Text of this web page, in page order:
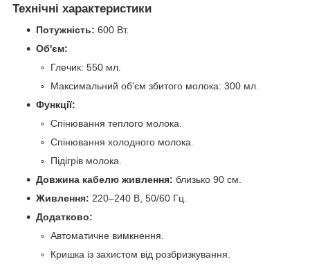
Технічні характеристики
Потужність: 600 Вт.
Об'єм:
Глечик: 550 мл.
Максимальний об'єм збитого молока: 300 мл.
Функції:
Спінювання теплого молока.
Спінювання холодного молока.
Підігрів молока.
Довжина кабелю живлення: близько 90 см.
Живлення: 220–240 В, 50/60 Гц.
Додатково:
Автоматичне вимкнення.
Кришка із захистом від розбризкування.